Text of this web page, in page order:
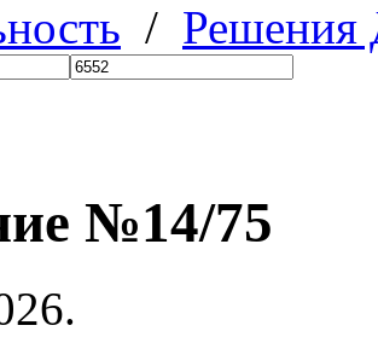
/
№14/75